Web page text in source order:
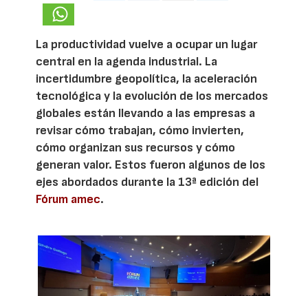
La productividad vuelve a ocupar un lugar
central en la agenda industrial. La
incertidumbre geopolítica, la aceleración
tecnológica y la evolución de los mercados
globales están llevando a las empresas a
revisar cómo trabajan, cómo invierten,
cómo organizan sus recursos y cómo
generan valor. Estos fueron algunos de los
ejes abordados durante la 13ª edición del
Fórum amec.